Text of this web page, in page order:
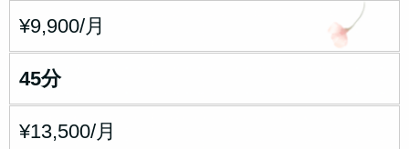
¥9,900/月
45分
¥13,500/月